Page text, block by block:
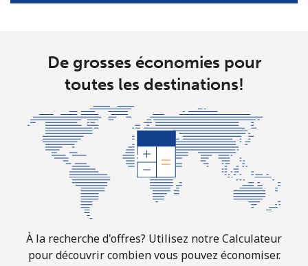
De grosses économies pour
toutes les destinations!
À la recherche d'offres? Utilisez notre Calculateur
pour découvrir combien vous pouvez économiser.